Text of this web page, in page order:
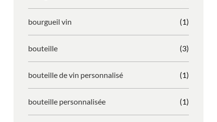
bourgueil vin (1)
bouteille (3)
bouteille de vin personnalisé (1)
bouteille personnalisée (1)